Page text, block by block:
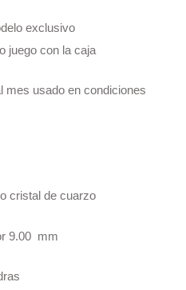
exclusivo
juego con la caja
mes usado en condiciones
cristal de cuarzo
9.00 mm